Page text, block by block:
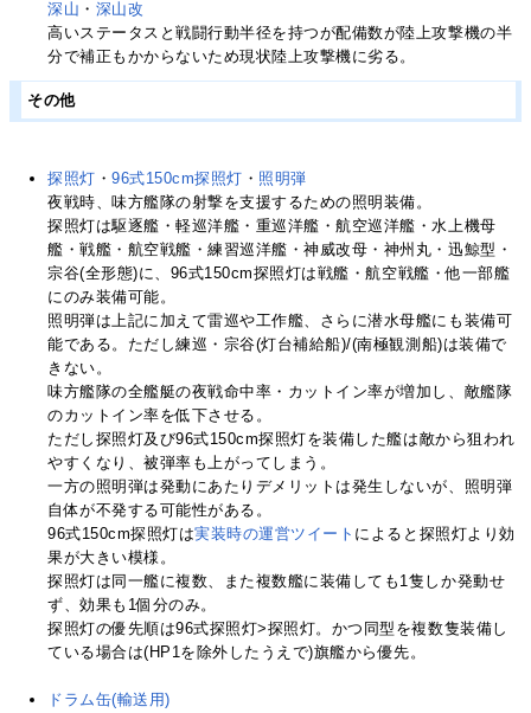
深山 ・ 深山改
高いステータスと戦闘行動半径を持つが配備数が陸上攻撃機の半
分で補正もかからないため現状陸上攻撃機に劣る。
その他
探照灯 ・96式150cm探照灯 ・ 照明弾
夜戦時、味方艦隊の射撃を支援するための照明装備。
探照灯は駆逐艦・軽巡洋艦・重巡洋艦・航空巡洋艦・水上機母
艦・戦艦・航空戦艦・練習巡洋艦・神威改母・神州丸・迅鯨型・
宗谷(全形態)に、96式150cm探照灯は戦艦・航空戦艦・他一部艦
にのみ装備可能。
照明弾は上記に加えて雷巡や工作艦、さらに潜水母艦にも装備可
能である。ただし練巡・宗谷(灯台補給船)/(南極観測船)は装備で
きない。
味方艦隊の全艦艇の夜戦命中率・カットイン率が増加し、敵艦隊
のカットイン率を低下させる。
ただし探照灯及び96式150cm探照灯を装備した艦は敵から狙われ
やすくなり、被弾率も上がってしまう。
一方の照明弾は発動にあたりデメリットは発生しないが、照明弾
自体が不発する可能性がある。
96式150cm探照灯は実装時の運営ツイート によると探照灯より効
果が大きい模様。
探照灯は同一艦に複数、また複数艦に装備しても1隻しか発動せ
ず、効果も1個分のみ。
探照灯の優先順は96式探照灯>探照灯。かつ同型を複数隻装備し
ている場合は(HP1を除外したうえで)旗艦から優先。
ドラム缶(輸送用)